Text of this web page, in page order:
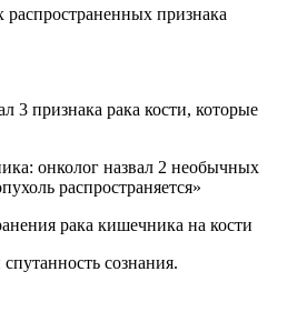
признака
3 признака рака кости, которые
онколог назвал 2 необычных
распространяется»
рака кишечника на кости
сознания.